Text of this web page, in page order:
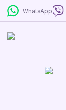
WhatsApp